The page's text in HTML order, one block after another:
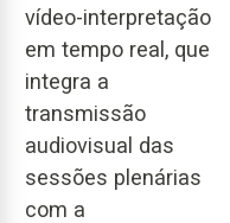
vídeo-interpretação
em tempo real, que
integra a
transmissão
audiovisual das
sessões plenárias
com a